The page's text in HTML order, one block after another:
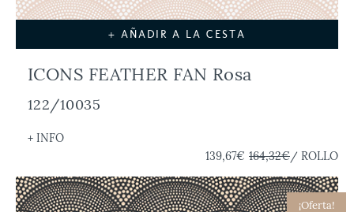
+ AÑADIR A LA CESTA
ICONS FEATHER FAN Rosa
122/10035
+ INFO
139,67€ 164,32€/ ROLLO
¡Oferta!